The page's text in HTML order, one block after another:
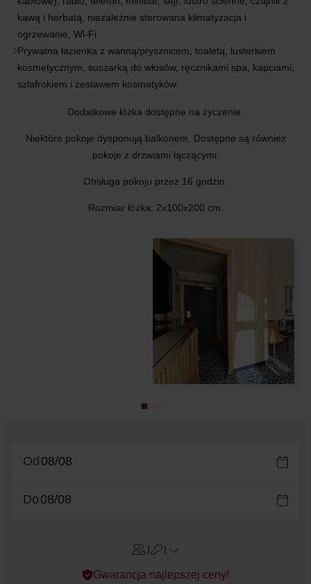
kawą i herbatą, niezależnie sterowana klimatyzacja i
ogrzewanie, Wi-Fi
Prywatna łazienka z wanną/prysznicem, toaletą, lusterkiem
kosmetycznym, suszarką do włosów, ręcznikami spa, kapciami,
szlafrokiem i zestawem kosmetyków.
Dodatkowe łóżka dostępne na życzenie.
Niektóre pokoje dysponują balkonem. Dostępne są również
pokoje z drzwiami łączącymi.
Obsługa pokoju przez 16 godzin.
Rozmiar łóżka: 2x100x200 cm.
Od
Do
1 1
Errors?
Gwarancja najlepszej ceny!